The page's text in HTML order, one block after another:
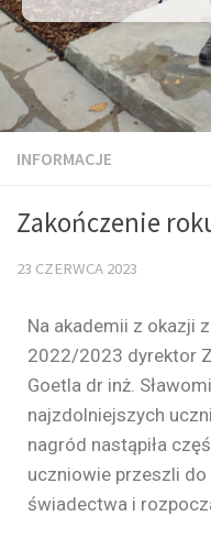
INFORMACJE
Zakończenie
23 CZERWCA 2023
Na akademii z okazji
2022/2023 dyrektor
Goetla dr inż.
najzdolniejszych
nagród nastąpiła
uczniowie przeszli
świadectwa i